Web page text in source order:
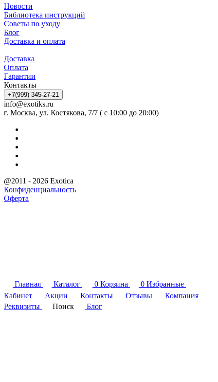
Новости
Библиотека инструкций
Советы по уходу
Блог
Доставка и оплата
Доставка
Оплата
Гарантии
Контакты
+7(999) 345-27-21
info@exotiks.ru
г. Москва, ул. Костякова, 7/7 ( с 10:00 до 20:00)
@2011 - 2026 Exotica
Конфиденциальность
Оферта
Главная Каталог 0 Корзина 0 Избранные
Кабинет
Акции Контакты Отзывы
Компания
Реквизиты
Поиск Блог